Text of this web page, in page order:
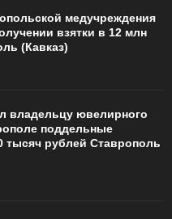
медучреждения
взятки в 12 млн
(Кавказ)
владельцу ювелирного
поддельные
тысяч рублей Ставрополь